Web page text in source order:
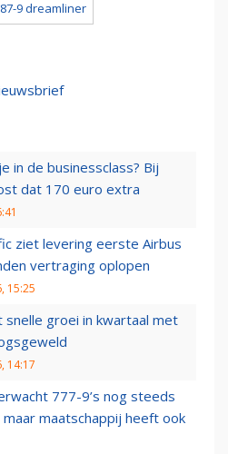
9 dreamliner
in de businessclass? Bij
dat 170 euro extra
ziet levering eerste Airbus
vertraging oplopen
15:25
snelle groei in kwartaal met
14:17
777-9’s nog steeds
maatschappij heeft ook